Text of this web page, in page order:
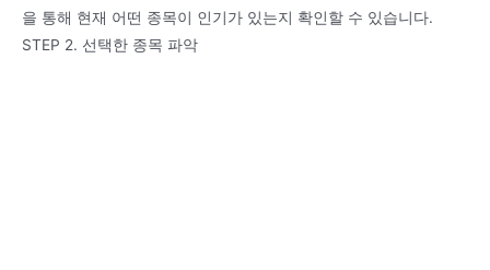
을 통해 현재 어떤 종목이 인기가 있는지 확인할 수 있습니다.
STEP 2. 선택한 종목 파악